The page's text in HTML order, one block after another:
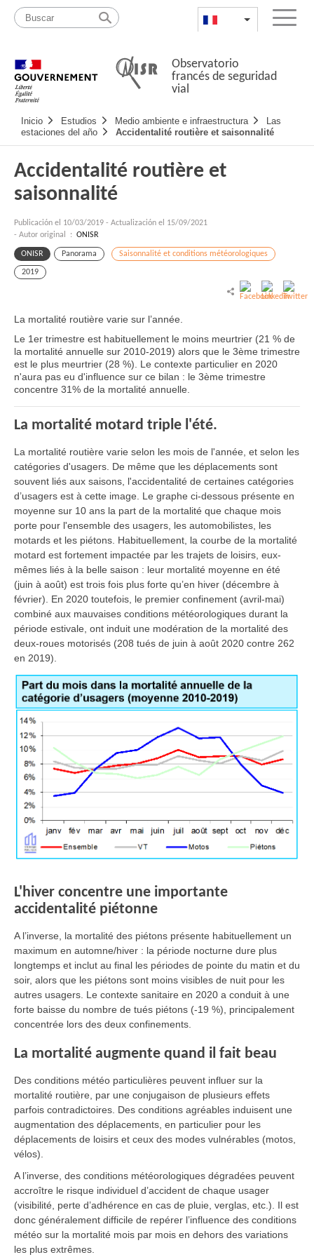
Pasar
contenido
Mapa
web
List additional
Menu
Observatorio
francés de seguridad
vial
Navigation
principale
Inicio Estudios Medio ambiente e infraestructura
Las
estaciones del año
Accidentalité routière et saisonnalité
Accidentalité routière et
saisonnalité
Publicación el 10/03/2019 - Actualización el 15/09/2021
- Autor original : ONISR
ONISR Panorama Saisonnalité et conditions météorologiques
2019
La mortalité routière varie sur l’année.
Le 1er trimestre est habituellement le moins meurtrier (21 % de
la mortalité annuelle sur 2010-2019) alors que le 3ème trimestre
est le plus meurtrier (28 %). Le contexte particulier en 2020
n'aura pas eu d'influence sur ce bilan : le 3ème trimestre
concentre 31% de la mortalité annuelle.
La mortalité motard triple l'été.
La mortalité routière varie selon les mois de l'année, et selon les
catégories d'usagers. De même que les déplacements sont
souvent liés aux saisons, l'accidentalité de certaines catégories
d’usagers est à cette image. Le graphe ci-dessous présente en
moyenne sur 10 ans la part de la mortalité que chaque mois
porte pour l'ensemble des usagers, les automobilistes, les
motards et les piétons. Habituellement, la courbe de la mortalité
motard est fortement impactée par les trajets de loisirs, eux-
mêmes liés à la belle saison : leur mortalité moyenne en été
(juin à août) est trois fois plus forte qu’en hiver (décembre à
février). En 2020 toutefois, le premier confinement (avril-mai)
combiné aux mauvaises conditions météorologiques durant la
période estivale, ont induit une modération de la mortalité des
deux-roues motorisés (208 tués de juin à août 2020 contre 262
en 2019).
L'hiver concentre une importante
accidentalité piétonne
A l’inverse, la mortalité des piétons présente habituellement un
maximum en automne/hiver : la période nocturne dure plus
longtemps et inclut au final les périodes de pointe du matin et du
soir, alors que les piétons sont moins visibles de nuit pour les
autres usagers. Le contexte sanitaire en 2020 a conduit à une
forte baisse du nombre de tués piétons (-19 %), principalement
concentrée lors des deux confinements.
La mortalité augmente quand il fait beau
Des conditions météo particulières peuvent influer sur la
mortalité routière, par une conjugaison de plusieurs effets
parfois contradictoires. Des conditions agréables induisent une
augmentation des déplacements, en particulier pour les
déplacements de loisirs et ceux des modes vulnérables (motos,
vélos).
A l’inverse, des conditions météorologiques dégradées peuvent
accroître le risque individuel d’accident de chaque usager
(visibilité, perte d’adhérence en cas de pluie, verglas, etc.). Il est
donc généralement difficile de repérer l’influence des conditions
météo sur la mortalité mois par mois en dehors des variations
les plus extrêmes.